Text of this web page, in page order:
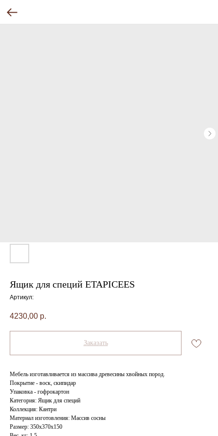
Ящик для специй ETAPICEES
Артикул:
4230,00 р.
Заказать
Мебель изготавливается из массива древесины хвойных пород.
Покрытие - воск, скипидар
Упаковка - гофрокартон
Категория: Ящик для специй
Коллекция: Кантри
Материал изготовления: Массив сосны
Размер: 350х370х150